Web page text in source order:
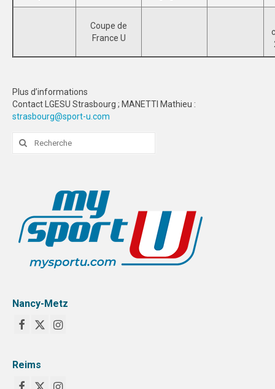
STRASBOURG
AFFICHES
PARTENAIRES
Coupe de
France U
Plus d’informations
Contact LGESU Strasbourg ; MANETTI Mathieu :
strasbourg@sport-u.com
Rechercher
Nancy-Metz
Reims